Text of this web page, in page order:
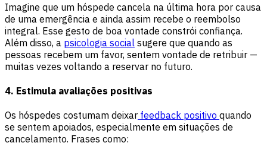
Imagine que um hóspede cancela na última hora por causa
de uma emergência e ainda assim recebe o reembolso
integral. Esse gesto de boa vontade constrói confiança.
Além disso, a psicologia social sugere que quando as
pessoas recebem um favor, sentem vontade de retribuir —
muitas vezes voltando a reservar no futuro.
4. Estimula avaliações positivas
Os hóspedes costumam deixar feedback positivo quando
se sentem apoiados, especialmente em situações de
cancelamento. Frases como: